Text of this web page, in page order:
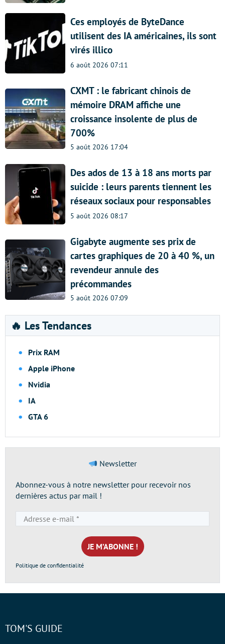
Ces employés de ByteDance
utilisent des IA américaines, ils sont
virés illico
6 août 2026 07:11
CXMT : le fabricant chinois de
mémoire DRAM affiche une
croissance insolente de plus de
700%
5 août 2026 17:04
Des ados de 13 à 18 ans morts par
suicide : leurs parents tiennent les
réseaux sociaux pour responsables
5 août 2026 08:17
Gigabyte augmente ses prix de
cartes graphiques de 20 à 40 %, un
revendeur annule des
précommandes
5 août 2026 07:09
🔥 Les Tendances
Prix RAM
Apple iPhone
Nvidia
IA
GTA 6
Newsletter
Abonnez-vous à notre newsletter pour recevoir nos
dernières actus par mail !
e-
mail
*
Politique de confidentialité
TOM'S GUIDE